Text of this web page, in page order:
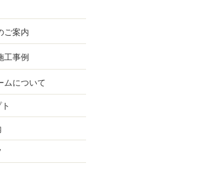
ご案内
工事例
ムについて